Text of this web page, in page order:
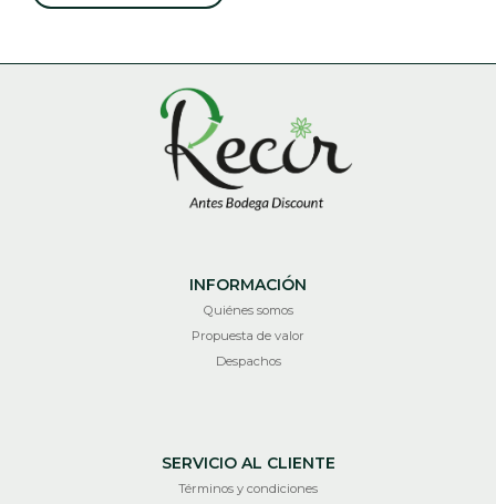
INFORMACIÓN
Quiénes somos
Propuesta de valor
Despachos
SERVICIO AL CLIENTE
Términos y condiciones